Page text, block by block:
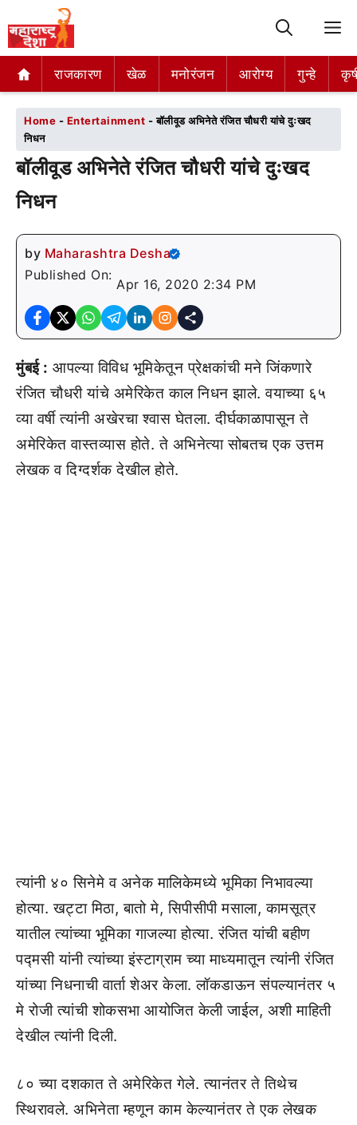
राजकारण खेळ मनोरंजन आरोग्य गुन्हे
राजकारण खेळ मनोरंजन आरोग्य गुन्हे
Home - Entertainment -बॉलीवूड अभिनेते रंजित चौधरी यांचे दुःखद
निधन
बॉलीवूड अभिनेते रंजित चौधरी यांचे दुःखद
निधन
by Maharashtra Desha
Published On:
Apr 16, 2020 2:34 PM
मुंबई : आपल्या विविध भूमिकेतून प्रेक्षकांची मने जिंकणारे
रंजित चौधरी यांचे अमेरिकेत काल निधन झाले. वयाच्या ६५
व्या वर्षी त्यांनी अखेरचा श्वास घेतला. दीर्घकाळापासून ते
अमेरिकेत वास्तव्यास होते. ते अभिनेत्या सोबतच एक उत्तम
लेखक व दिग्दर्शक देखील होते.
त्यांनी ४० सिनेमे व अनेक मालिकेमध्ये भूमिका निभावल्या
होत्या. खट्टा मिठा, बातो मे, सिपीसीपी मसाला, कामसूत्र
यातील त्यांच्या भूमिका गाजल्या होत्या. रंजित यांची बहीण
पद्मसी यांनी त्यांच्या इंस्टाग्राम च्या माध्यमातून त्यांनी रंजित
यांच्या निधनाची वार्ता शेअर केला. लॉकडाऊन संपल्यानंतर ५
मे रोजी त्यांची शोकसभा आयोजित केली जाईल, अशी माहिती
देखील त्यांनी दिली.
८० च्या दशकात ते अमेरिकेत गेले. त्यानंतर ते तिथेच
स्थिरावले. अभिनेता म्हणून काम केल्यानंतर ते एक लेखक